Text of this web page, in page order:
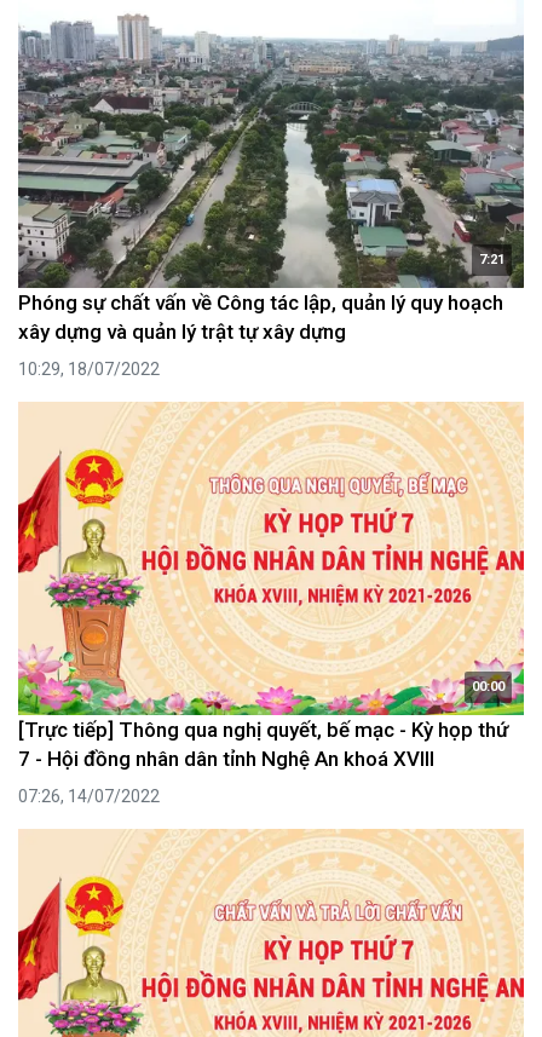
7:21
Phóng sự chất vấn về Công tác lập, quản lý quy hoạch
xây dựng và quản lý trật tự xây dựng
10:29, 18/07/2022
00:00
[Trực tiếp] Thông qua nghị quyết, bế mạc - Kỳ họp thứ
7 - Hội đồng nhân dân tỉnh Nghệ An khoá XVIII
07:26, 14/07/2022